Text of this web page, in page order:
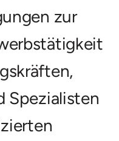
zur
Spezialisten